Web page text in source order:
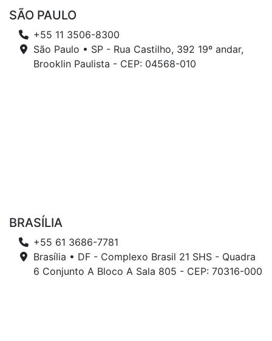
SÃO PAULO
+55 11 3506-8300
São Paulo • SP - Rua Castilho, 392 19º andar,
Brooklin Paulista - CEP: 04568-010
BRASÍLIA
+55 61 3686-7781
Brasília • DF - Complexo Brasil 21 SHS - Quadra
6 Conjunto A Bloco A Sala 805 - CEP: 70316-000